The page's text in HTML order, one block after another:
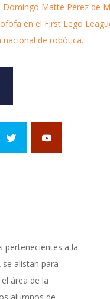
Matte Pérez de
en el First Lego
nacional de robótica.
pertenecientes a la
se alistan para
área de la